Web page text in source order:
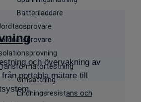
Batteriladdare
Omsättning
Lindningsresistans och
och övervakning av
portabla mätare till